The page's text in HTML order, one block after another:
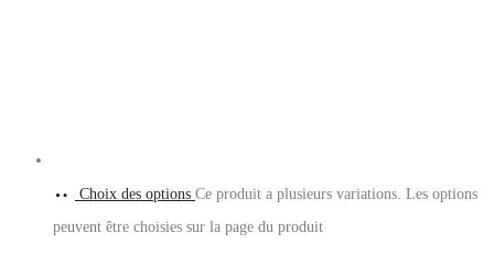
Choix des options Ce produit a plusieurs variations. Les options
peuvent être choisies sur la page du produit